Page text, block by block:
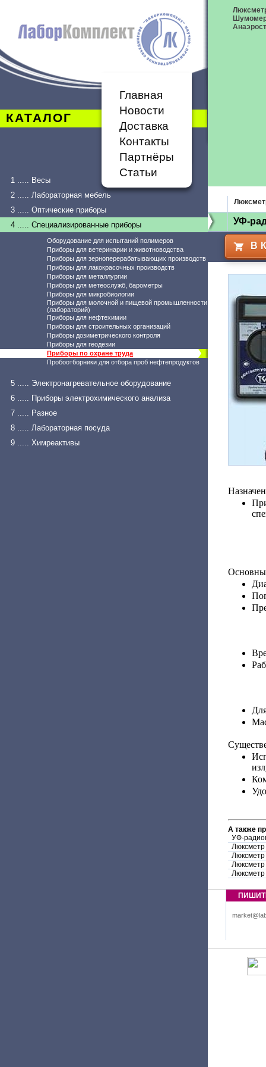
КАТАЛОГ
Главная
Новости
Доставка
Контакты
Партнёры
Статьи
1 ..... Весы
2 ..... Лабораторная мебель
3 ..... Оптические приборы
4 ..... Специализированные приборы
Оборудование для испытаний полимеров
Приборы для ветеринарии и животноводства
Приборы для зерноперерабатывающих производств
Приборы для лакокрасочных производств
Приборы для металлургии
Приборы для метеослужб, барометры
Приборы для микробиологии
Приборы для молочной и пищевой промышленности
(лабораторий)
Приборы для нефтехимии
Приборы для строительных организаций
Приборы дозиметрического контроля
Приборы для геодезии
Приборы по охране труда
Пробоотборники для отбора проб нефтепродуктов
5 ..... Электронагревательное оборудование
6 ..... Приборы электрохимического анализа
7 ..... Разное
8 ..... Лабораторная посуда
9 ..... Химреактивы
УФ-
В
А также
УФ-